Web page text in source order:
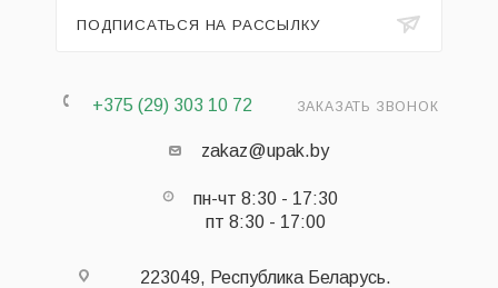
ПОДПИСАТЬСЯ НА РАССЫЛКУ
+375 (29) 303 10 72 ЗАКАЗАТЬ ЗВОНОК
zakaz@upak.by
пн-чт 8:30 - 17:30
пт 8:30 - 17:00
223049, Республика Беларусь.